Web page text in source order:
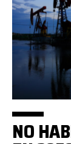
NO